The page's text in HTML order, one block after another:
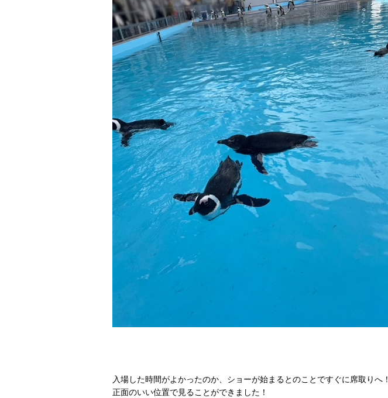
入場した時間がよかったのか、ショーが始まるとのことですぐに席取りへ！
正面のいい位置で見ることができました！